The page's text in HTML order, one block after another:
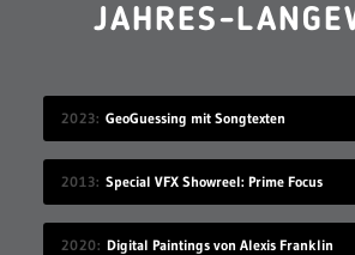
JAHRES-
2023 GeoGuessing mit Songtexten
2013 Special VFX Showreel: Prime Focus
2020 Digital Paintings von Alexis Franklin